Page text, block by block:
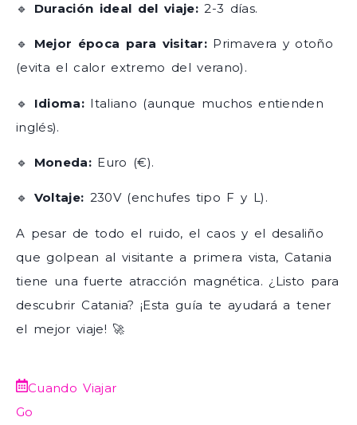
🔹 Duración ideal del viaje:2-3 días.
🔹 Mejor época para visitar:Primavera y otoño
(evita el calor extremo del verano).
🔹 Idioma:Italiano (aunque muchos entienden
inglés).
🔹 Moneda:Euro (€).
🔹 Voltaje: 230V (enchufes tipo F y L).
A pesar de todo el ruido, el caos y el desaliño
que golpean al visitante a primera vista, Catania
tiene una fuerte atracción magnética. ¿Listo para
descubrir Catania? ¡Esta guía te ayudará a tener
el mejor viaje! 🚀
Cuando Viajar
Go